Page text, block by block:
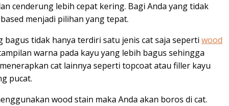
cenderung lebih cepat kering. Bagi Anda yang tidak
menjadi pilihan yang tepat.
tidak hanya terdiri satu jenis cat saja seperti wood
warna pada kayu yang lebih bagus sehingga
cat lainnya seperti topcoat atau filler kayu
pucat.
wood stain maka Anda akan boros di cat.